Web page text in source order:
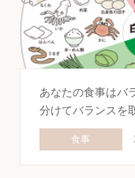
あなたの食事はバ
分けてバランスを
食事